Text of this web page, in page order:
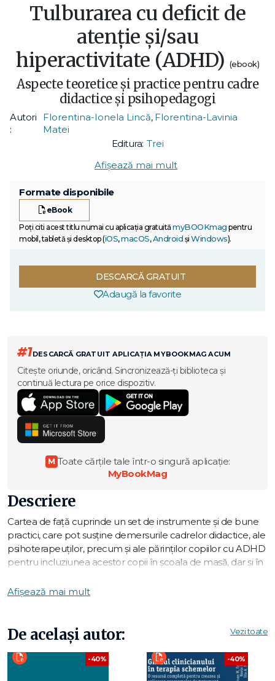
Tulburarea cu deficit de
atenție și/sau
hiperactivitate (ADHD) (ebook)
Aspecte teoretice și practice pentru cadre
didactice și psihopedagogi
Autori
:
Florentina-Ionela Lincă, Florentina-Lavinia
Matei
Editura: Trei
Afișează mai mult
Formate disponibile
eBook
Poți citi acest titlu numai cu aplicația gratuitămyBOOKmag pentru
mobil, tabletă și desktop (iOS,macOS,Android și Windows).
DESCARCĂ GRATUIT
Adaugă la favorite
#1DESCARCĂ GRATUIT APLICAȚIA MYBOOKMAG ACUM
Citește oriunde, oricând. Sincronizează-ți biblioteca și
continuă lectura pe orice dispozitiv.
M Toate cărțile tale într-o singură aplicație:
MyBookMag
Descriere
Cartea de față cuprinde un set de instrumente și de bune
practici, care pot susține demersurile cadrelor didactice, ale
psihoterapeuților, precum și ale părinților copiilor cu ADHD
pentru incluziunea acestor copii în școala de masă, dar și în
Totodată, cartea subliniază faptul că lucrul cu persoanele
concentrarea pe problemele de sănătate mintală sau fizică,
ci, în egală măsură, presupune și luarea în calcul a calității
vieții persoanei aflate în dificultate și a familiei acesteia.
Volumul se adresează părinților copiilor cu ADHD, dar și
Afișează mai mult
De același autor: Vezi toate
-40% -40%